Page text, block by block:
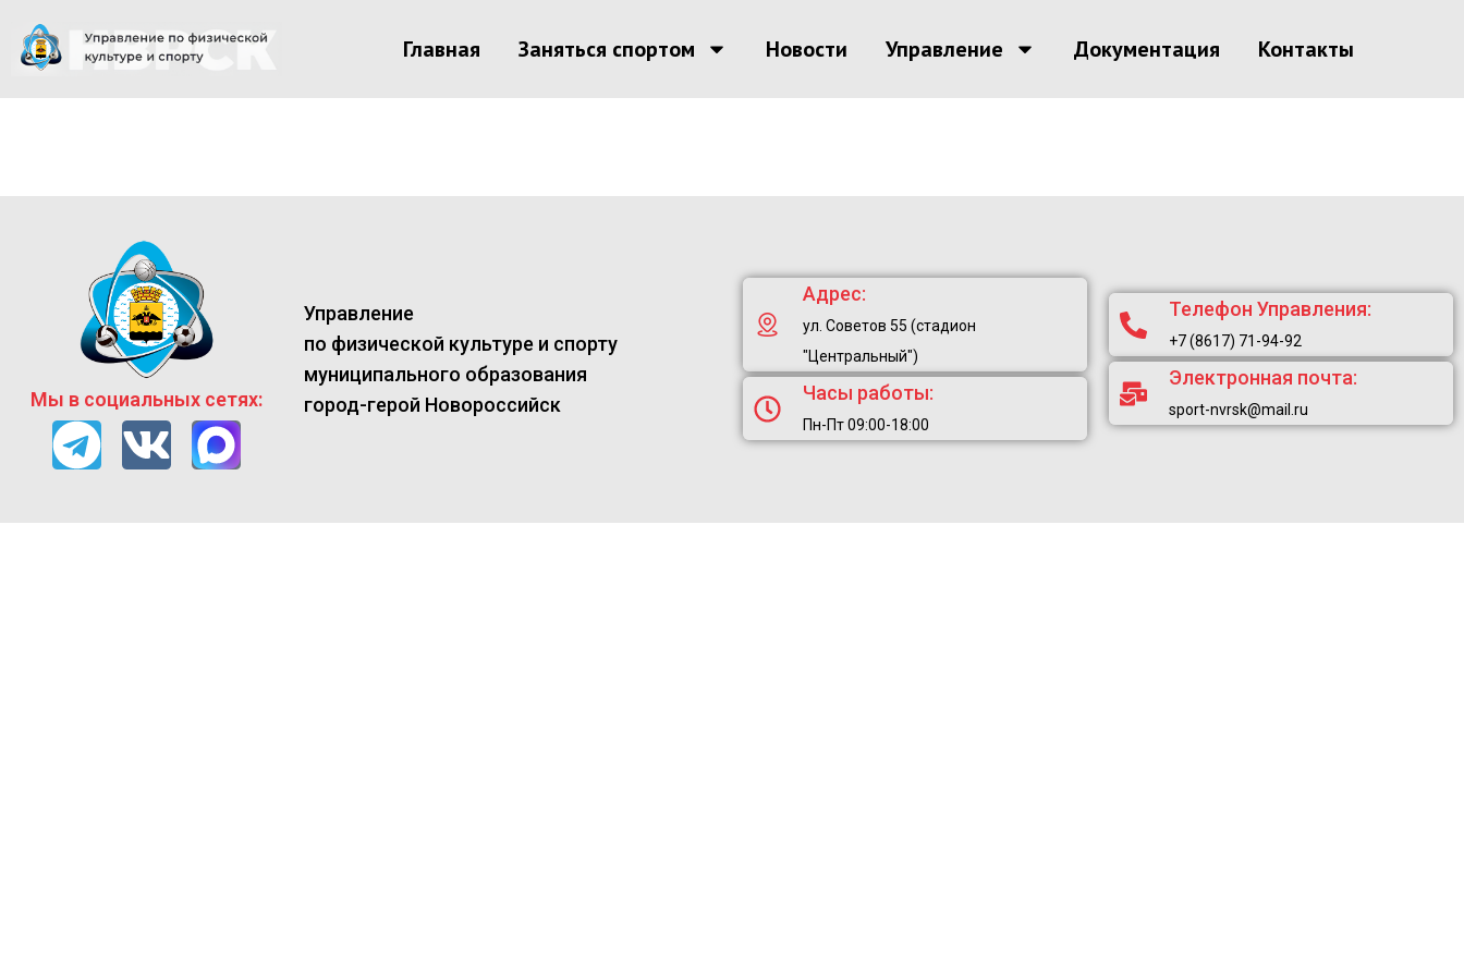
Главная Заняться спортом Новости Управление Документация Контакты
Мы в социальных сетях:
Управление
по физической культуре и спорту
муниципального образования
город-герой Новороссийск
Адрес:
ул. Советов 55 (стадион
"Центральный")
Часы работы:
Пн-Пт 09:00-18:00
Телефон Управления:
+7 (8617) 71-94-92
Электронная почта:
sport-nvrsk@mail.ru